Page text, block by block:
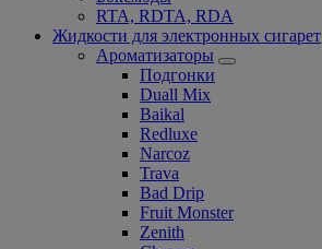
RTA, RDTA, RDA
Жидкости для электронных сигарет
Ароматизаторы
Подгонки
Duall Mix
Baikal
Redluxe
Narcoz
Trava
Bad Drip
Fruit Monster
Zenith